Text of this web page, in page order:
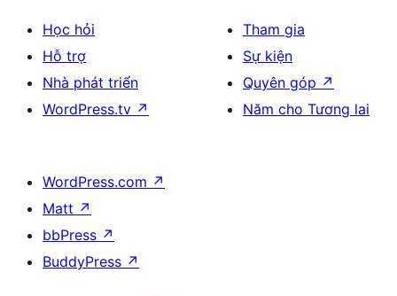
Học hỏi
Hỗ trợ
Nhà phát triển
WordPress.tv ↗
Tham gia
Sự kiện
Quyên góp ↗
Năm cho Tương lai
WordPress.com ↗
Matt ↗
bbPress ↗
BuddyPress ↗